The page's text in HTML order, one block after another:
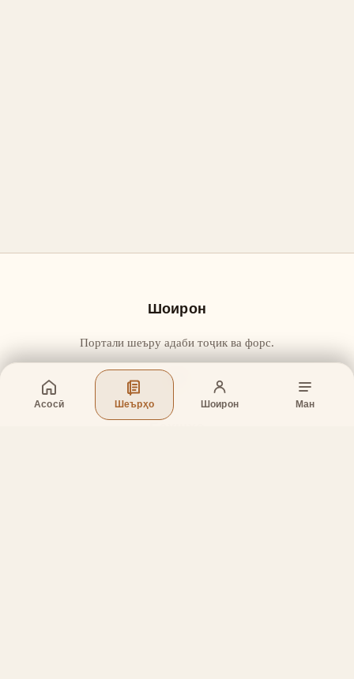
Асосӣ Шеърҳо Шоирон Ман
Шоирон
Портали шеъру адаби тоҷик ва форс.